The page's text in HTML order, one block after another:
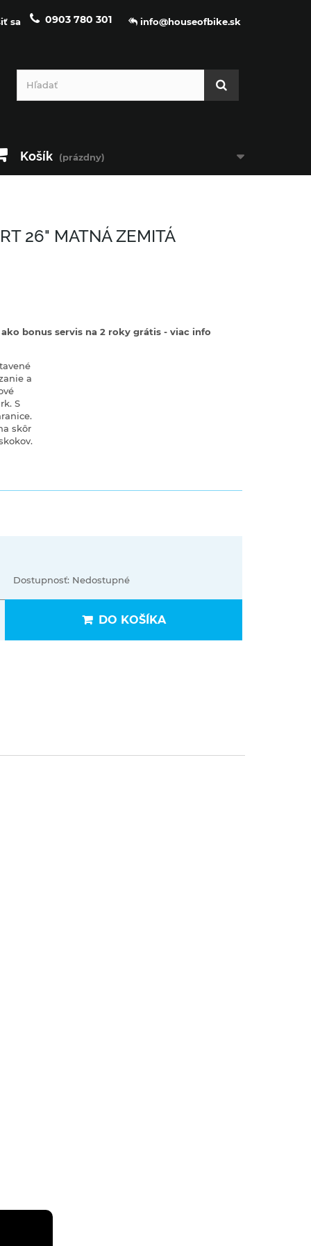
info@houseofbike.sk
0903 780 301
sa
Košík (prázdny)
26" MATNÁ ZEMITÁ
bonus servis na 2 roky grátis - viac info
a
S
skôr
Dostupnosť: Nedostupné
DO KOŠÍKA